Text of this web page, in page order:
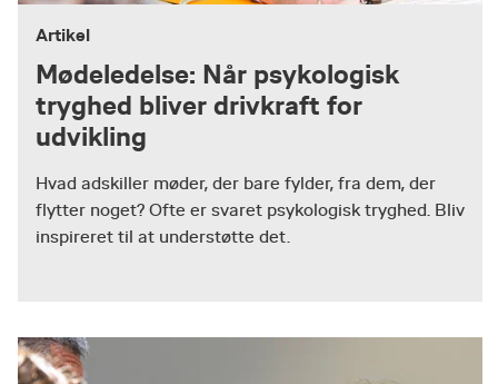
Artikel
Mødeledelse: Når psykologisk
tryghed bliver drivkraft for
udvikling
Hvad adskiller møder, der bare fylder, fra dem, der
flytter noget? Ofte er svaret psykologisk tryghed. Bliv
inspireret til at understøtte det.